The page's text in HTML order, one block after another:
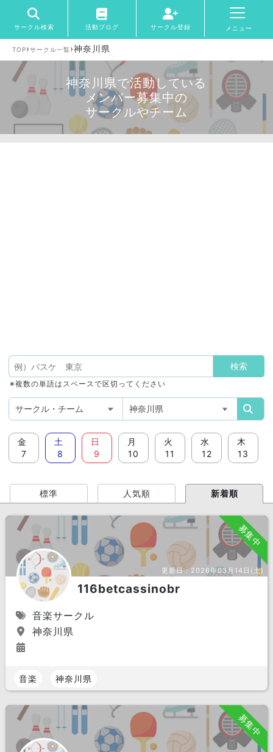
サークル検索 活動ブログ サークル登録 メニュー
TOP›サークル一覧 ›神奈川県
神奈川県で活動している
メンバー募集中の
サークルやチーム
※複数の単語はスペースで区切ってください
金
7
土
8
日
9
月
10
火
11
水
12
木
13
標準 人気順 新着順
募集中
更新日： 2026年03月14日(土)
116betcassinobr
音楽サークル
神奈川県
音楽 神奈川県
募集中